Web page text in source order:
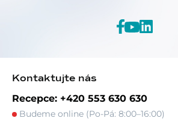
Kontaktujte nás
Recepce: +420 553 630 630
Budeme online (Po-Pá: 8:00–16:00)